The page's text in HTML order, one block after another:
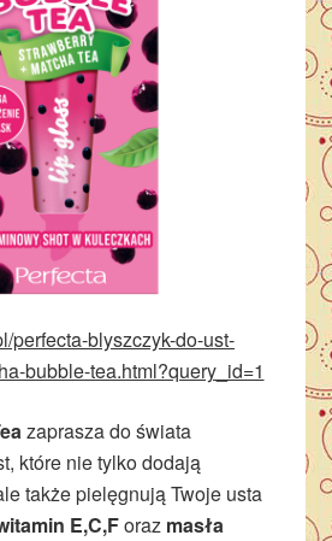
perfecta-blyszczyk-do-ust-
bubble-tea.html?query_id=1
zaprasza do świata
które nie tylko dodają
także pielęgnują Twoje usta
E,C,Foraz masła